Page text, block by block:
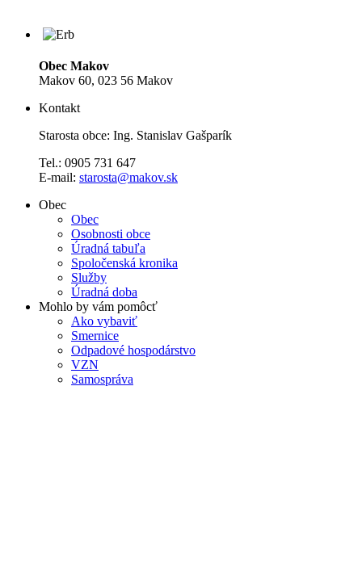
Obec Makov
Makov 60, 023 56 Makov
Kontakt
Starosta obce: Ing. Stanislav Gašparík
Tel.: 0905 731 647
E-mail: starosta@makov.sk
Obec
Obec
Osobnosti obce
Úradná tabuľa
Spoločenská kronika
Služby
Úradná doba
Mohlo by vám pomôcť
Ako vybaviť
Smernice
Odpadové hospodárstvo
VZN
Samospráva